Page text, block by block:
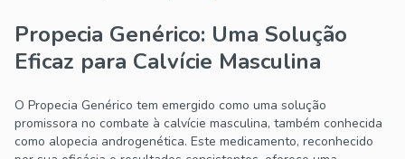
Propecia Genérico: Uma Solução
Eficaz para Calvície Masculina
O Propecia Genérico tem emergido como uma solução
promissora no combate à calvície masculina, também conhecida
como alopecia androgenética. Este medicamento, reconhecido